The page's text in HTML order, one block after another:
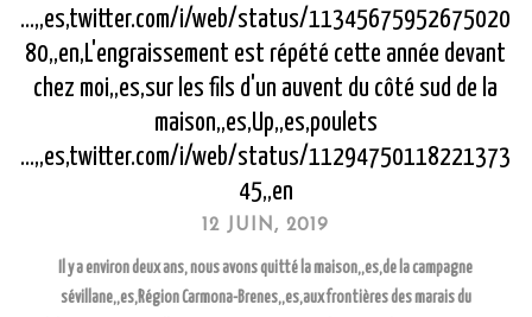
...,,es,twitter.com/i/web/status/11345675952675020
80,,en,L'engraissement est répété cette année devant
chez moi,,es,sur les fils d'un auvent du côté sud de la
maison,,es,Up,,es,poulets
...,,es,twitter.com/i/web/status/11294750118221373
45,,en
12 JUIN, 2019
Il y a environ deux ans, nous avons quitté la maison,,es,de la campagne
sévillane,,es,Région Carmona-Brenes,,es,aux frontières des marais du